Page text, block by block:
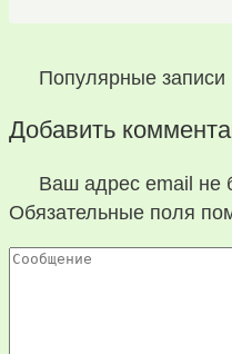
Популярные записи
Добавить
Ваш адрес email не
Обязательные поля